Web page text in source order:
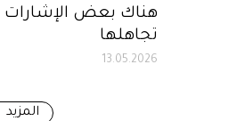
هناك بعض الإشارات
تجاهلها
13.05.2026
المزيد